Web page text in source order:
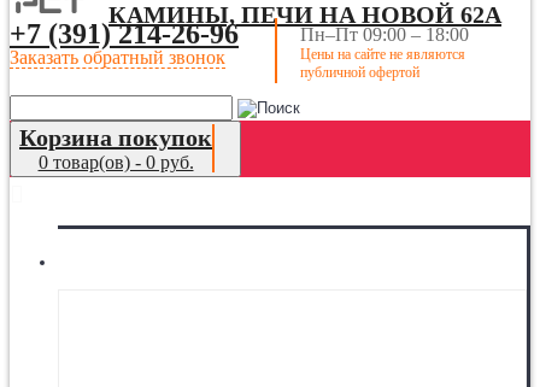
КАМИНЫ, ПЕЧИ НА НОВОЙ 62А
+7 (391) 214-26-96
Заказать обратный звонок
Пн–Пт 09:00 – 18:00
Цены на сайте не являются
публичной офертой
Корзина покупок
0 товар(ов) - 0 руб.